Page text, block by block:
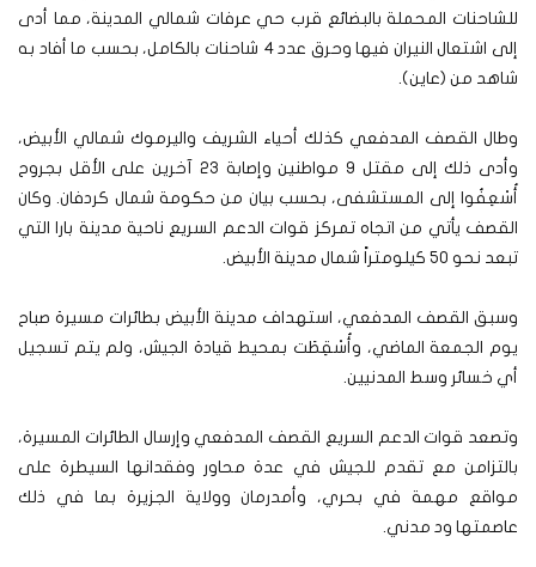
للشاحنات المحملة بالبضائع قرب حي عرفات شمالي المدينة، مما أدى
إلى اشتعال النيران فيها وحرق عدد 4 شاحنات بالكامل، بحسب ما أفاد به
شاهد من (عاين).
وطال القصف المدفعي كذلك أحياء الشريف واليرموك شمالي الأبيض،
وأدى ذلك إلى مقتل 9 مواطنين وإصابة 23 آخرين على الأقل بجروح
أُسْعِفُوا إلى المستشفى، بحسب بيان من حكومة شمال كردفان. وكان
القصف يأتي من اتجاه تمركز قوات الدعم السريع ناحية مدينة بارا التي
تبعد نحو 50 كيلومتراً شمال مدينة الأبيض.
وسبق القصف المدفعي، استهداف مدينة الأبيض بطائرات مسيرة صباح
يوم الجمعة الماضي، وأُسْقِطَت بمحيط قيادة الجيش، ولم يتم تسجيل
أي خسائر وسط المدنيين.
وتصعد قوات الدعم السريع القصف المدفعي وإرسال الطائرات المسيرة،
بالتزامن مع تقدم للجيش في عدة محاور وفقدانها السيطرة على
مواقع مهمة في بحري، وأمدرمان وولاية الجزيرة بما في ذلك
عاصمتها ود مدني.